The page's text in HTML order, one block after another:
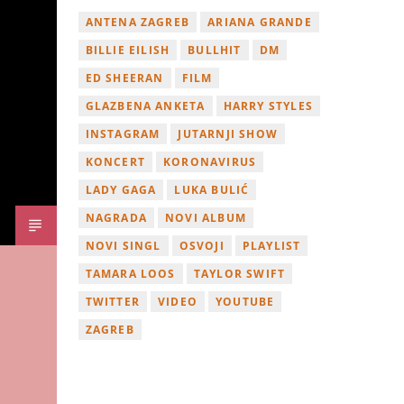
ANTENA ZAGREB
ARIANA GRANDE
BILLIE EILISH
BULLHIT
DM
ED SHEERAN
FILM
GLAZBENA ANKETA
HARRY STYLES
INSTAGRAM
JUTARNJI SHOW
KONCERT
KORONAVIRUS
LADY GAGA
LUKA BULIĆ
NAGRADA
NOVI ALBUM
NOVI SINGL
OSVOJI
PLAYLIST
TAMARA LOOS
TAYLOR SWIFT
TWITTER
VIDEO
YOUTUBE
ZAGREB